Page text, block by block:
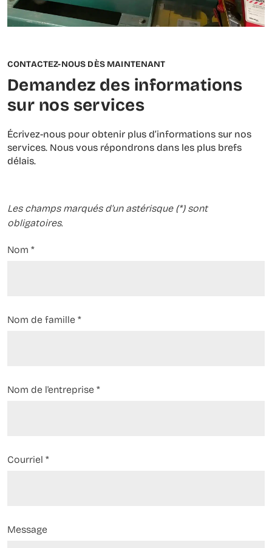
CONTACTEZ-NOUS DÈS MAINTENANT
Demandez des informations
sur nos services
Écrivez-nous pour obtenir plus d’informations sur nos
services. Nous vous répondrons dans les plus brefs
délais.
Les champs marqués d'un astérisque (*) sont
obligatoires.
Nom *
Nom de famille *
Nom de l'entreprise *
Courriel *
Message